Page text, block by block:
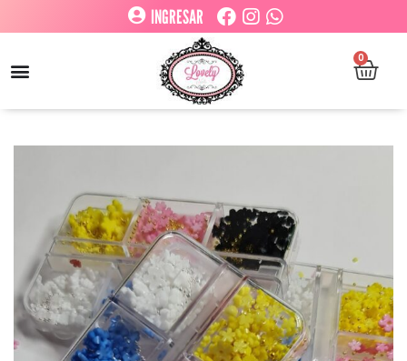
INGRESAR
0